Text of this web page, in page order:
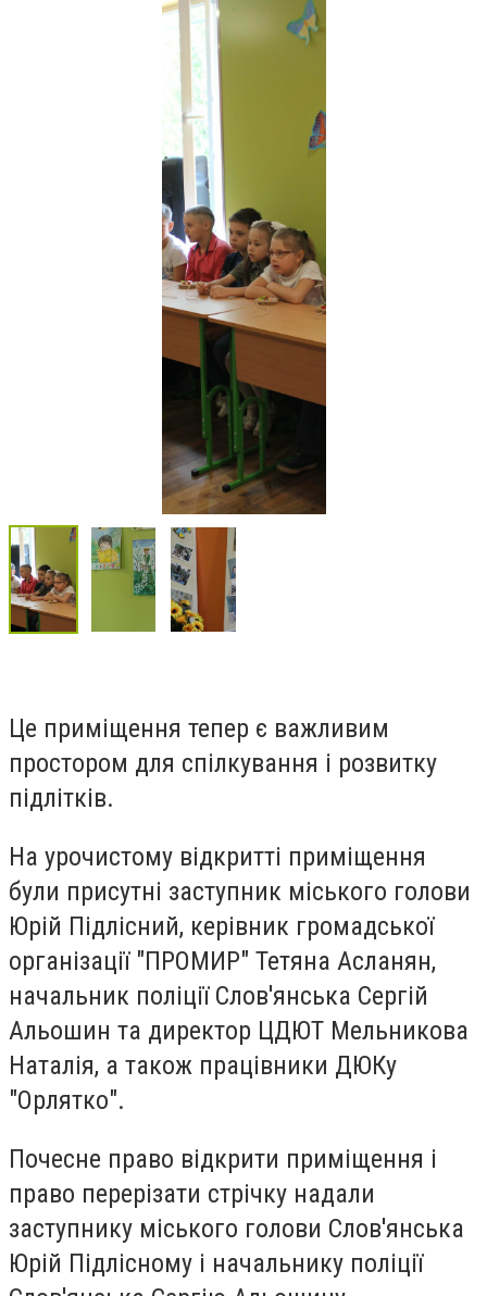
Це приміщення тепер є важливим
простором для спілкування і розвитку
підлітків.
На урочистому відкритті приміщення
були присутні заступник міського голови
Юрій Підлісний, керівник громадської
організації "ПРОМИР" Тетяна Асланян,
начальник поліції Слов'янська Сергій
Альошин та директор ЦДЮТ Мельникова
Наталія, а також працівники ДЮКу
"Орлятко".
Почесне право відкрити приміщення і
право перерізати стрічку надали
заступнику міського голови Слов'янська
Юрій Підлісному і начальнику поліції